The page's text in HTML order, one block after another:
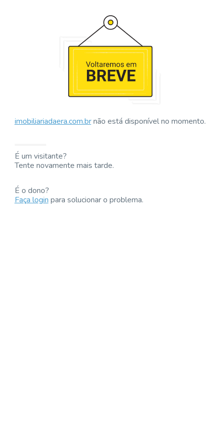
imobiliariadaera.com.brnão está disponível no momento.
É um visitante?
Tente novamente mais tarde.
É o dono?
Faça loginpara solucionar o problema.